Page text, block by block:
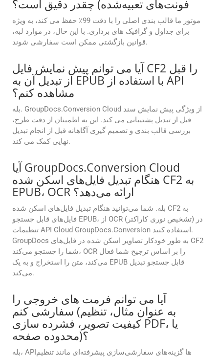
فونت‌های تعبیه‌شده) چقدر دقیق است؟
موتور ما قالب بندی اصلی را با دقت 99٪ حفظ می کند، به ویژه
برای جداول و گرافیک های برداری. با این حال، در موارد لبه،
قوانین بازگشتی ممکن است سفارشی شوند.
آیا می توانم پیش نمایش فایل CF2 را قبل
از تبدیل آن به EPUB با استفاده از API
مشاهده کنم؟
بله. GroupDocs.Conversion Cloud از ویژگی پیش نمایش سند
قبل از تبدیل پشتیبانی می کند. این به اطمینان از دقت طرح،
بررسی قالب بندی و تصمیم گیری آگاهانه قبل از انجام تبدیل
نهایی کمک می کند.
آیا GroupDocs.Conversion Cloud
هنگام تبدیل فایل‌های اسکن شده CF2 به
EPUB، OCR ارائه می‌دهد؟
بله. شما می‌توانید هنگام تبدیل فایل‌های اسکن شده CF2 به
فایل‌های قابل جستجو EPUB، از OCR (تشخیص نوری کاراکتر) در
تنظیمات API Cloud GroupDocs.Conversion استفاده کنید.
GroupDocs به طور خودکار تصاویر اسکن شده در فایل‌های CF2
شما را جستجو می‌کند، OCR را بر اساس ترجیح شما فعال
می‌کند، متن را استخراج و به یک EPUB قابل جستجو تبدیل
می‌کند.
آیا می توانم فرمت های خروجی را
سفارشی کنم (به عنوان مثال، تنظیم
کیفیت تصویر، فشرده سازی PDF، یا
محدوده صفحه)؟
بله، APIها گزینه‌های سفارشی‌سازی پیشرفته‌ای مانند تنظیم